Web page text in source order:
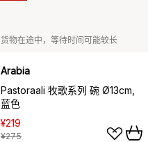
货物在途中，等待时间可能较长
Arabia
Pastoraali 牧歌系列 碗 Ø13cm,
蓝色
¥219
¥275